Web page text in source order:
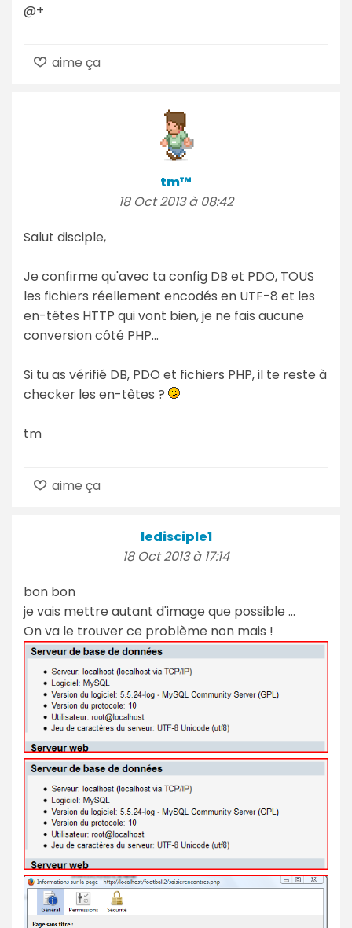
@+
aime ça
tm™
18 Oct 2013 à 08:42
Salut disciple,
Je confirme qu'avec ta config DB et PDO, TOUS
les fichiers réellement encodés en UTF-8 et les
en-têtes HTTP qui vont bien, je ne fais aucune
conversion côté PHP...
Si tu as vérifié DB, PDO et fichiers PHP, il te reste à
checker les en-têtes ?
tm
aime ça
ledisciple1
18 Oct 2013 à 17:14
bon bon
je vais mettre autant d'image que possible ...
On va le trouver ce problème non mais !